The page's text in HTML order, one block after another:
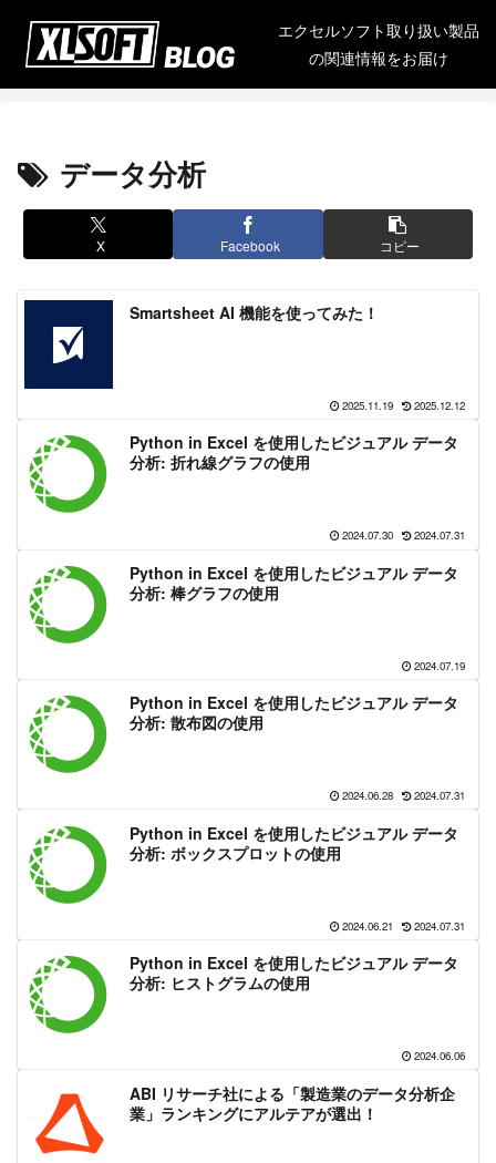
エクセルソフト取り扱い製品
の関連情報をお届け
データ分析
X Facebook コピー
Smartsheet AI 機能を使ってみた！
2025.11.19 2025.12.12
Python in Excel を使用したビジュアル データ
分析: 折れ線グラフの使用
2024.07.30 2024.07.31
Python in Excel を使用したビジュアル データ
分析: 棒グラフの使用
2024.07.19
Python in Excel を使用したビジュアル データ
分析: 散布図の使用
2024.06.28 2024.07.31
Python in Excel を使用したビジュアル データ
分析: ボックスプロットの使用
2024.06.21 2024.07.31
Python in Excel を使用したビジュアル データ
分析: ヒストグラムの使用
2024.06.06
ABI リサーチ社による「製造業のデータ分析企
業」ランキングにアルテアが選出！